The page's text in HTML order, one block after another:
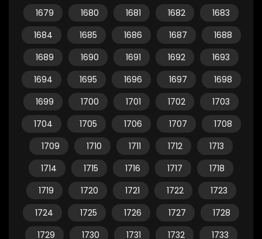
1679
1680 1681 1682
1683
1684
1685 1686 1687
1688
1689
1690 1691 1692
1693
1694
1695 1696 1697
1698
1699
1700 1701 1702
1703
1704
1705 1706 1707
1708
1709
1710 1711 1712
1713
1714
1715 1716 1717
1718
1719
1720 1721 1722
1723
1724
1725 1726 1727
1728
1729
1730 1731 1732
1733